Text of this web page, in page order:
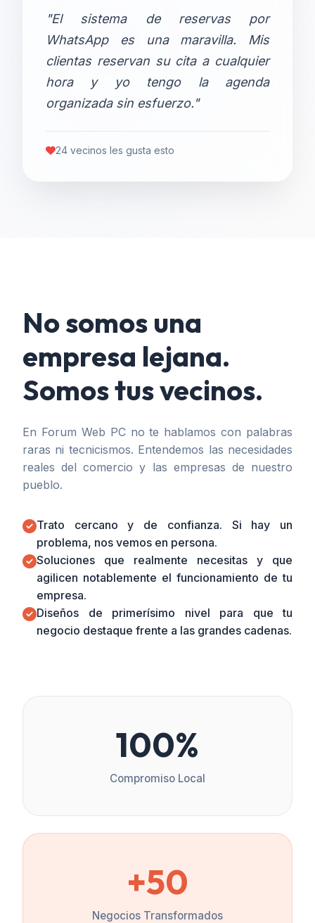
"El sistema de reservas por
WhatsApp es una maravilla. Mis
clientas reservan su cita a cualquier
hora y yo tengo la agenda
organizada sin esfuerzo."
24 vecinos les gusta esto
No somos una
empresa lejana.
Somos tus vecinos.
En Forum Web PC no te hablamos con palabras
raras ni tecnicismos. Entendemos las necesidades
reales del comercio y las empresas de nuestro
pueblo.
Trato cercano y de confianza. Si hay un
problema, nos vemos en persona.
Soluciones que realmente necesitas y que
agilicen notablemente el funcionamiento de tu
empresa.
Diseños de primerísimo nivel para que tu
negocio destaque frente a las grandes cadenas.
100%
Compromiso Local
+50
Negocios Transformados